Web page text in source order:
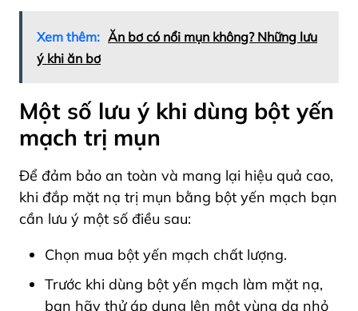
Xem thêm: Ăn bơ có nổi mụn không? Những lưu
ý khi ăn bơ
Một số lưu ý khi dùng bột yến
mạch trị mụn
Để đảm bảo an toàn và mang lại hiệu quả cao,
khi đắp mặt nạ trị mụn bằng bột yến mạch bạn
cần lưu ý một số điều sau:
Chọn mua bột yến mạch chất lượng.
Trước khi dùng bột yến mạch làm mặt nạ,
bạn hãy thử áp dụng lên một vùng da nhỏ